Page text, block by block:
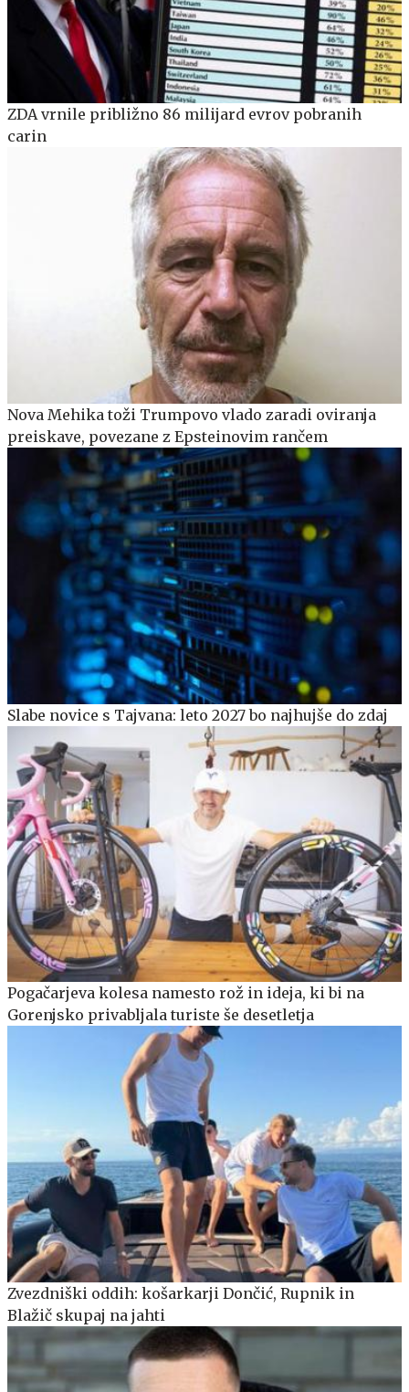
ZDA vrnile približno 86 milijard evrov pobranih
carin
Nova Mehika toži Trumpovo vlado zaradi oviranja
preiskave, povezane z Epsteinovim rančem
Slabe novice s Tajvana: leto 2027 bo najhujše do zdaj
Pogačarjeva kolesa namesto rož in ideja, ki bi na
Gorenjsko privabljala turiste še desetletja
Zvezdniški oddih: košarkarji Dončić, Rupnik in
Blažič skupaj na jahti